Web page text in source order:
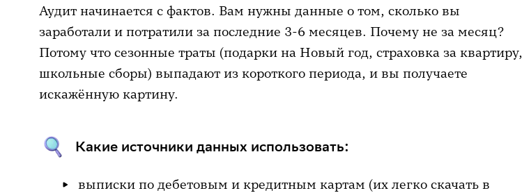
Вы просто хотите начать копить, но при этом не готовы жить в
режиме жёсткой экономии.
Шаг 5. Расчёт и найденные резервы
Шаг 6. Составление плана оптимизации
Шаг 7. Внедрение и мониторинг
Аудит начинается с фактов. Вам нужны данные о том, сколько вы
заработали и потратили за последние 3-6 месяцев. Почему не за месяц?
Потому что сезонные траты (подарки на Новый год, страховка за квартиру,
школьные сборы) выпадают из короткого периода, и вы получаете
искажённую картину.
Какие источники данных использовать:
выписки по дебетовым и кредитным картам (их легко скачать в